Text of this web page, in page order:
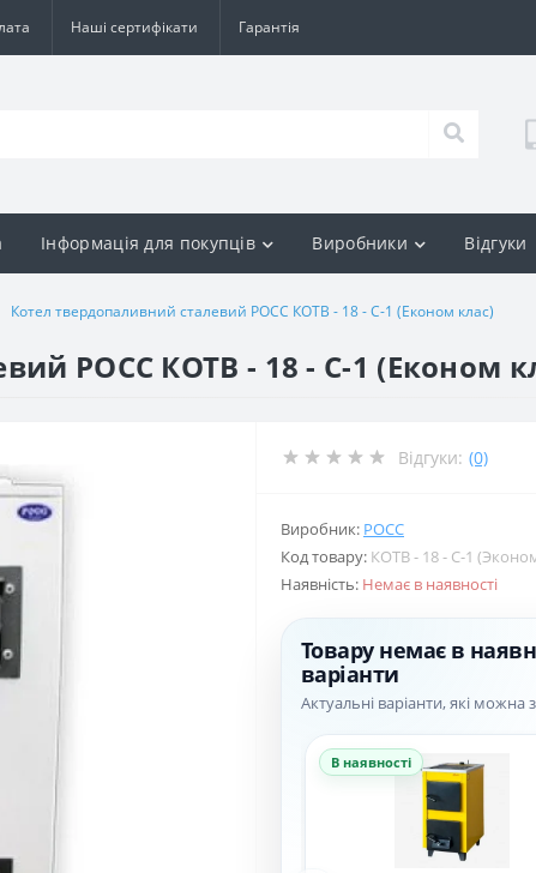
Наші сертифікати Гарантія
Інформація для покупців Виробники Відгуки
Котел твердопаливний сталевий РОСС КОТВ - 18 - С-1 (Економ клас)
РОСС КОТВ - 18 - С-1 (Економ
Відгуки: (0)
Виробник: РОСС
Код товару: КОТВ - 18 - С-1
Наявність: Немає в наявності
Товару немає в
варіанти
Актуальні варіанти, які можна
В наявності